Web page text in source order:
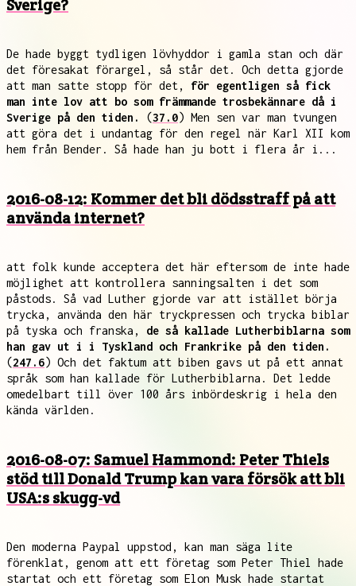
Sverige?
De hade byggt tydligen lövhyddor i gamla stan och där
det föresakat förargel, så står det. Och detta gjorde
att man satte stopp för det, för egentligen så fick
man inte lov att bo som främmande trosbekännare då i
Sverige på den tiden.
(37.0) Men sen var man tvungen
att göra det i undantag för den regel när Karl XII kom
hem från Bender. Så hade han ju bott i flera år i...
2016-08-12: Kommer det bli dödsstraff på att
använda internet?
att folk kunde acceptera det här eftersom de inte hade
möjlighet att kontrollera sanningsalten i det som
påstods. Så vad Luther gjorde var att istället börja
trycka, använda den här tryckpressen och trycka biblar
på tyska och franska, de så kallade Lutherbiblarna som
han gav ut i i Tyskland och Frankrike på den tiden.
(247.6) Och det faktum att biben gavs ut på ett annat
språk som han kallade för Lutherbiblarna. Det ledde
omedelbart till över 100 års inbördeskrig i hela den
kända världen.
2016-08-07: Samuel Hammond: Peter Thiels
stöd till Donald Trump kan vara försök att bli
USA:s skugg-vd
Den moderna Paypal uppstod, kan man säga lite
förenklat, genom att ett företag som Peter Thiel hade
startat och ett företag som Elon Musk hade startat